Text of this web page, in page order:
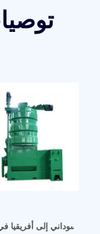
إنتاج زيت الفول
السوداني إلى أفريقيا